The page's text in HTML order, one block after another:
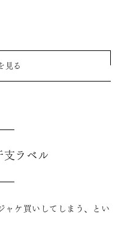
見る
支ラベル
ャケ買いしてしまう、とい